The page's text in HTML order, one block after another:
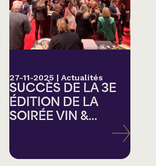
27-11-2025 | Actualités
SUCCÈS DE LA 3E
ÉDITION DE LA
SOIRÉE VIN &...